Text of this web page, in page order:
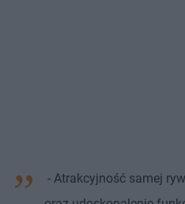
- Atrakcyjność samej